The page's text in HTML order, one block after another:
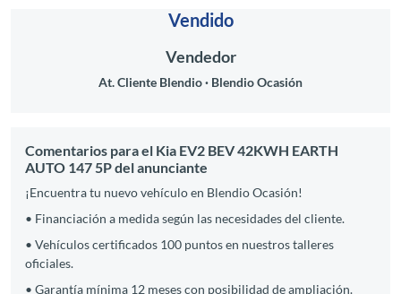
Vendido
Vendedor
At. Cliente Blendio Blendio Ocasión
Comentarios para el Kia EV2 BEV 42KWH EARTH
AUTO 147 5P del anunciante
¡Encuentra tu nuevo vehículo en Blendio Ocasión!
• Financiación a medida según las necesidades del cliente.
• Vehículos certificados 100 puntos en nuestros talleres
oficiales.
• Garantía mínima 12 meses con posibilidad de ampliación.